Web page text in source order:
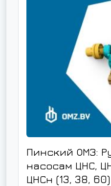
Пинский ОМЗ:
насосам ЦНС,
ЦНСн (13, 38, 60)